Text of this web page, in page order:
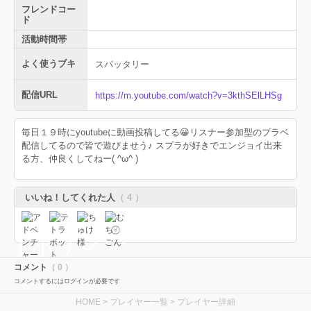
フレンドコー
ド
活動時間帯
よく使うブキ スパッタリー
配信URL https://m.youtube.com/watch?v=3kthSElLHSg
毎日１９時にyoutubeに動画投稿してる😀リスナー参加型のプラベ
配信してるので皆で遊びませう♪ スプラが好きでエンジョイ出来
る方、仲良くしてねー( ^ω^ )
いいね！してくれた人 （ 4 ）
コメント （ 0 ）
コメントするにはログインが必要です
HOME > プレイヤー一覧 > プレイヤー詳細